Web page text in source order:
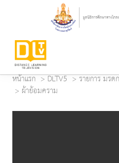
หน้าแรก DLTV5
รายการ มร
ผ้าย้อมคราม